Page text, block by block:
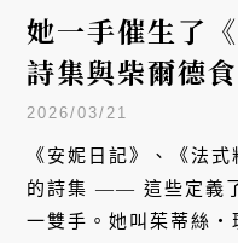
她一手催生了
詩集與柴爾德
絲・瓊斯
2026/03/21
《安妮日記》、《法
的詩集 —— 這些定義
一雙手。她叫茱蒂絲